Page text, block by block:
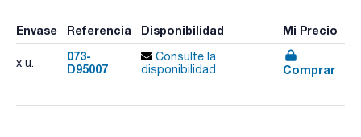
Envase Referencia Disponibilidad Mi Precio
x u.
073-
D95007
Consulte la
disponibilidad
Comprar